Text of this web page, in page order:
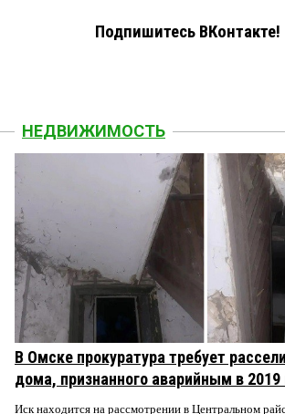
Подпишитесь ВКонтакте!
НЕДВИЖИМОСТЬ
В Омске прокуратура требует
дома, признанного аварийным в 2019
Иск находится на рассмотрении в Центральном